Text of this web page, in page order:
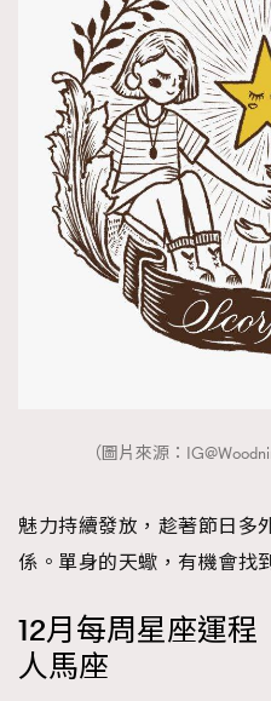
（圖片來源：
魅力持續發放，趁著節日多
係。單身的天蠍，有機會找
12月每周星座運程
人馬座